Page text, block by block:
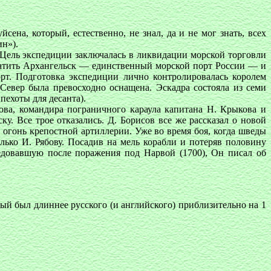
который, естественно, не знал, да и не мог знать, всех
экспедиции заключалась в ликвидации морской торговли
Архангельск — единственный морской порт России — и
Подготовка экспедиции лично контролировалась королем
была превосходно оснащена. Эскадра состояла из семи
для десанта).
командира пограничного караула капитана Н. Крыкова и
Все трое отказались. Д. Борисов все же рассказал о новой
крепостной артиллерии. Уже во время боя, когда шведы
И. Рябову. Посадив на мель корабли и потеряв половину
после поражения под Нарвой (1700), Он писал об
длиннее русского (и английского) приблизительно на 1